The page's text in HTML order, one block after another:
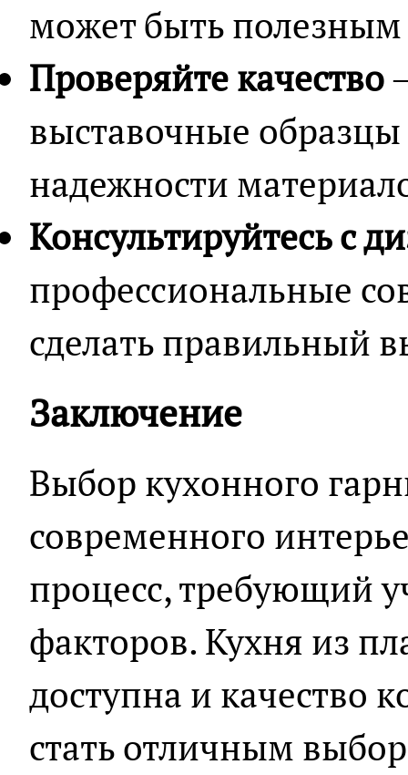
может быть
Проверяйте качество
выставочные образцы
надежности
Консультируйтесь с
профессиональные
сделать правильный
Заключение
Выбор кухонного
современного
процесс, требующий
факторов. Кухня из
доступна и качество
стать отличным